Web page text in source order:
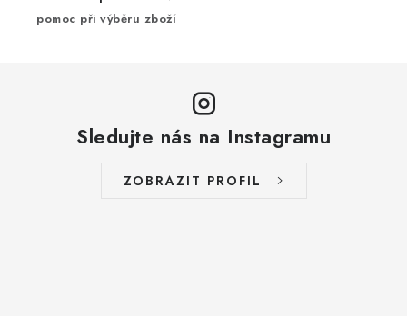
pomoc při výběru zboží
Sledujte nás na Instagramu
ZOBRAZIT PROFIL